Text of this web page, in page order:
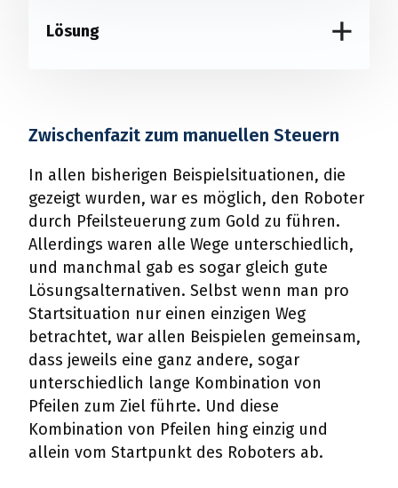
Lösung
Zwischenfazit zum manuellen Steuern
In allen bisherigen Beispielsituationen, die
gezeigt wurden, war es möglich, den Roboter
durch Pfeilsteuerung zum Gold zu führen.
Allerdings waren alle Wege unterschiedlich,
und manchmal gab es sogar gleich gute
Lösungsalternativen. Selbst wenn man pro
Startsituation nur einen einzigen Weg
betrachtet, war allen Beispielen gemeinsam,
dass jeweils eine ganz andere, sogar
unterschiedlich lange Kombination von
Pfeilen zum Ziel führte. Und diese
Kombination von Pfeilen hing einzig und
allein vom Startpunkt des Roboters ab.